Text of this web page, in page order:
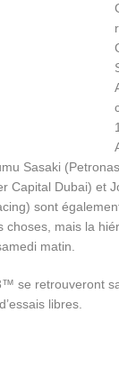
Sasaki
Capital Dubai) et
sont
choses, mais la
matin.
se retrouveront
libres.